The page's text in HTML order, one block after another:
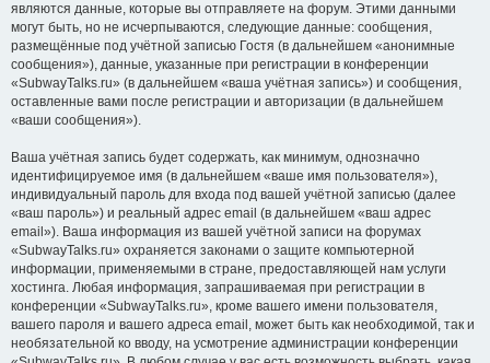
являются данные, которые вы отправляете на форум. Этими данными
могут быть, но не исчерпываются, следующие данные: сообщения,
размещённые под учётной записью Гостя (в дальнейшем «анонимные
сообщения»), данные, указанные при регистрации в конференции
«SubwayTalks.ru» (в дальнейшем «ваша учётная запись») и сообщения,
оставленные вами после регистрации и авторизации (в дальнейшем
«ваши сообщения»).
Ваша учётная запись будет содержать, как минимум, однозначно
идентифицируемое имя (в дальнейшем «ваше имя пользователя»),
индивидуальный пароль для входа под вашей учётной записью (далее
«ваш пароль») и реальный адрес email (в дальнейшем «ваш адрес
email»). Ваша информация из вашей учётной записи на форумах
«SubwayTalks.ru» охраняется законами о защите компьютерной
информации, применяемыми в стране, предоставляющей нам услуги
хостинга. Любая информация, запрашиваемая при регистрации в
конференции «SubwayTalks.ru», кроме вашего имени пользователя,
вашего пароля и вашего адреса email, может быть как необходимой, так и
необязательной ко вводу, на усмотрение администрации конференции